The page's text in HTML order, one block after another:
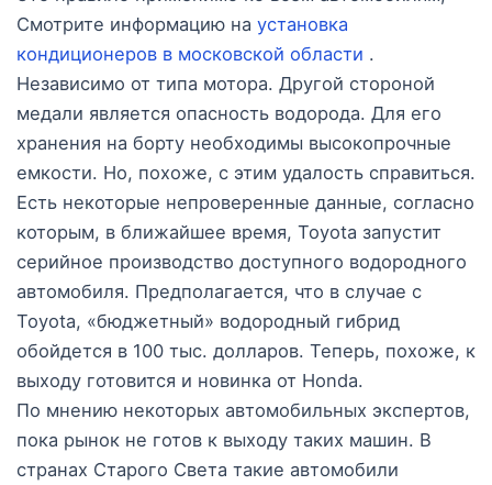
Смотрите информацию на установка
кондиционеров в московской области .
Независимо от типа мотора. Другой стороной
медали является опасность водорода. Для его
хранения на борту необходимы высокопрочные
емкости. Но, похоже, с этим удалость справиться.
Есть некоторые непроверенные данные, согласно
которым, в ближайшее время, Toyota запустит
серийное производство доступного водородного
автомобиля. Предполагается, что в случае с
Toyota, «бюджетный» водородный гибрид
обойдется в 100 тыс. долларов. Теперь, похоже, к
выходу готовится и новинка от Honda.
По мнению некоторых автомобильных экспертов,
пока рынок не готов к выходу таких машин. В
странах Старого Света такие автомобили